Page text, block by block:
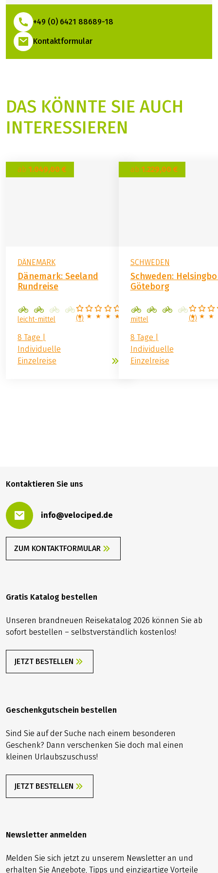
+49 (0) 6421 88689-18(Link öffnet in neuem Tab)
Kontaktformular
DAS KÖNNTE SIE AUCH
INTERESSIEREN
ab 1.049,00 €
DÄNEMARK
Dänemark: Seeland
Rundreise
(1)
leicht-mittel
8 Tage |
Individuelle
Einzelreise
ab 1.229,00 €
SCHWEDEN
Schweden:
Göteborg
(3)
mittel
8 Tage |
Individuelle
Einzelreise
Kontaktieren Sie uns
info@velociped.de
ZUM KONTAKTFORMULAR
Gratis Katalog bestellen
Unseren brandneuen Reisekatalog 2026 können Sie ab
sofort bestellen – selbstverständlich kostenlos!
JETZT BESTELLEN
Geschenkgutschein bestellen
Sind Sie auf der Suche nach einem besonderen
Geschenk? Dann verschenken Sie doch mal einen
kleinen Urlaubszuschuss!
JETZT BESTELLEN
Newsletter anmelden
Melden Sie sich jetzt zu unserem Newsletter an und
erhalten Sie Angebote, Tipps und einzigartige Vorteile